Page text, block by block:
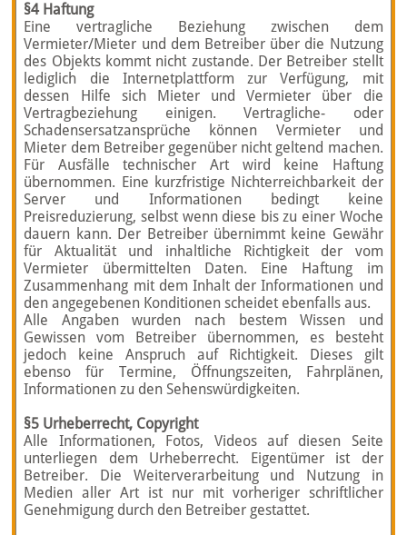
§4 Haftung
Eine vertragliche Beziehung zwischen dem
Vermieter/Mieter und dem Betreiber über die Nutzung
des Objekts kommt nicht zustande. Der Betreiber stellt
lediglich die Internetplattform zur Verfügung, mit
dessen Hilfe sich Mieter und Vermieter über die
Vertragbeziehung einigen. Vertragliche- oder
Schadensersatzansprüche können Vermieter und
Mieter dem Betreiber gegenüber nicht geltend machen.
Für Ausfälle technischer Art wird keine Haftung
übernommen. Eine kurzfristige Nichterreichbarkeit der
Server und Informationen bedingt keine
Preisreduzierung, selbst wenn diese bis zu einer Woche
dauern kann. Der Betreiber übernimmt keine Gewähr
für Aktualität und inhaltliche Richtigkeit der vom
Vermieter übermittelten Daten. Eine Haftung im
Zusammenhang mit dem Inhalt der Informationen und
den angegebenen Konditionen scheidet ebenfalls aus.
Alle Angaben wurden nach bestem Wissen und
Gewissen vom Betreiber übernommen, es besteht
jedoch keine Anspruch auf Richtigkeit. Dieses gilt
ebenso für Termine, Öffnungszeiten, Fahrplänen,
Informationen zu den Sehenswürdigkeiten.
§5 Urheberrecht, Copyright
Alle Informationen, Fotos, Videos auf diesen Seite
unterliegen dem Urheberrecht. Eigentümer ist der
Betreiber. Die Weiterverarbeitung und Nutzung in
Medien aller Art ist nur mit vorheriger schriftlicher
Genehmigung durch den Betreiber gestattet.